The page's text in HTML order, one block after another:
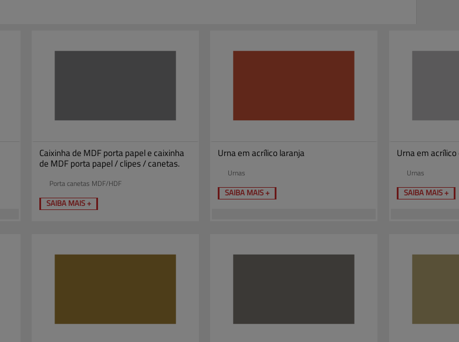
Caixinha de MDF porta papel e caixinha
de MDF porta papel / clipes / canetas.
Porta canetas MDF/HDF
SAIBA MAIS +
Urna em acrílico laranja
Urnas
SAIBA MAIS +
Urna em
Urnas
SAIBA MAIS +